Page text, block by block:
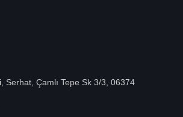
Serhat, Çamlı Tepe Sk 3/3, 06374